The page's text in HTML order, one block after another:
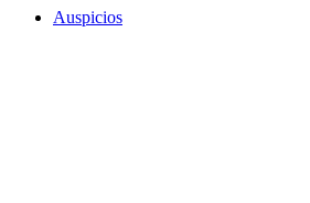
Auspicios